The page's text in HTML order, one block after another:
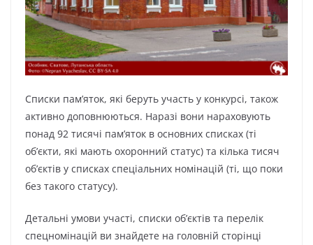
Списки пам’яток, які беруть участь у конкурсі, також
активно доповнюються. Наразі вони нараховують
понад 92 тисячі пам’яток в основних списках (ті
об’єкти, які мають охоронний статус) та кілька тисяч
об’єктів у списках спеціальних номінацій (ті, що поки
без такого статусу).
Детальні умови участі, списки об’єктів та перелік
спецномінацій ви знайдете на головній сторінці